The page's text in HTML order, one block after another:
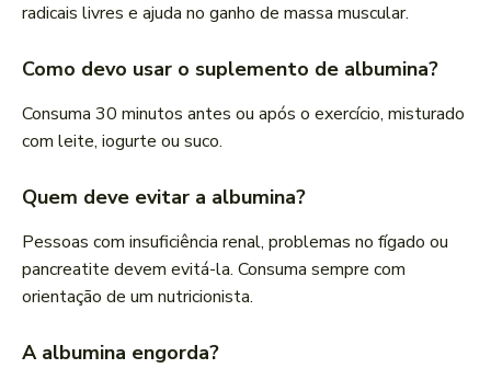
radicais livres e ajuda no ganho de massa muscular.
Como devo usar o suplemento de albumina?
Consuma 30 minutos antes ou após o exercício, misturado
com leite, iogurte ou suco.
Quem deve evitar a albumina?
Pessoas com insuficiência renal, problemas no fígado ou
pancreatite devem evitá-la. Consuma sempre com
orientação de um nutricionista.
A albumina engorda?